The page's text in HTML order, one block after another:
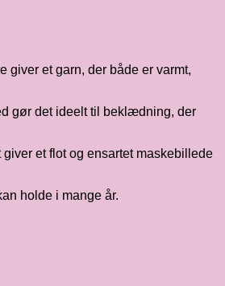
giver et garn, der både er varmt,
gør det ideelt til beklædning, der
et flot og ensartet maskebillede
holde i mange år.